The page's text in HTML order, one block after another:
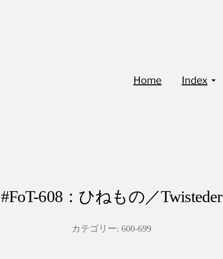
Home Index
#FoT-608：ひねもの／Twisteder
カテゴリー: 600-699